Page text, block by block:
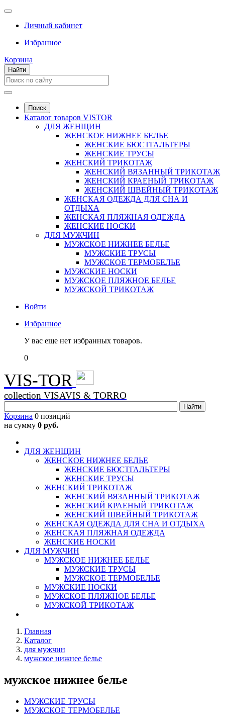
Личный кабинет
Избранное
Корзина
Найти
Поиск
Каталог товаров VISTOR
ДЛЯ ЖЕНЩИН
ЖЕНСКОЕ НИЖНЕЕ БЕЛЬЕ
ЖЕНСКИЕ БЮСТГАЛЬТЕРЫ
ЖЕНСКИЕ ТРУСЫ
ЖЕНСКИЙ ТРИКОТАЖ
ЖЕНСКИЙ ВЯЗАННЫЙ ТРИКОТАЖ
ЖЕНСКИЙ КРАЕНЫЙ ТРИКОТАЖ
ЖЕНСКИЙ ШВЕЙНЫЙ ТРИКОТАЖ
ЖЕНСКАЯ ОДЕЖДА ДЛЯ СНА И
ОТДЫХА
ЖЕНСКАЯ ПЛЯЖНАЯ ОДЕЖДА
ЖЕНСКИЕ НОСКИ
ДЛЯ МУЖЧИН
МУЖСКОЕ НИЖНЕЕ БЕЛЬЕ
МУЖСКИЕ ТРУСЫ
МУЖСКОЕ ТЕРМОБЕЛЬЕ
МУЖСКИЕ НОСКИ
МУЖСКОЕ ПЛЯЖНОЕ БЕЛЬЕ
МУЖСКОЙ ТРИКОТАЖ
Войти
Избранное
У вас еще нет избранных товаров.
0
VIS-TOR
collection VISAVIS & TORRO
Корзина 0 позиций
на сумму 0 руб.
ДЛЯ ЖЕНЩИН
ЖЕНСКОЕ НИЖНЕЕ БЕЛЬЕ
ЖЕНСКИЕ БЮСТГАЛЬТЕРЫ
ЖЕНСКИЕ ТРУСЫ
ЖЕНСКИЙ ТРИКОТАЖ
ЖЕНСКИЙ ВЯЗАННЫЙ ТРИКОТАЖ
ЖЕНСКИЙ КРАЕНЫЙ ТРИКОТАЖ
ЖЕНСКИЙ ШВЕЙНЫЙ ТРИКОТАЖ
ЖЕНСКАЯ ОДЕЖДА ДЛЯ СНА И ОТДЫХА
ЖЕНСКАЯ ПЛЯЖНАЯ ОДЕЖДА
ЖЕНСКИЕ НОСКИ
ДЛЯ МУЖЧИН
МУЖСКОЕ НИЖНЕЕ БЕЛЬЕ
МУЖСКИЕ ТРУСЫ
МУЖСКОЕ ТЕРМОБЕЛЬЕ
МУЖСКИЕ НОСКИ
МУЖСКОЕ ПЛЯЖНОЕ БЕЛЬЕ
МУЖСКОЙ ТРИКОТАЖ
Главная
Каталог
для мужчин
мужское нижнее белье
мужское нижнее белье
МУЖСКИЕ ТРУСЫ
МУЖСКОЕ ТЕРМОБЕЛЬЕ